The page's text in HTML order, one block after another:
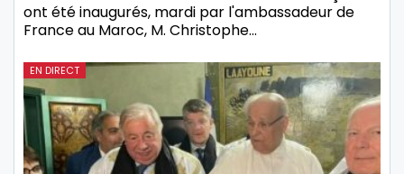
ont été inaugurés, mardi par l'ambassadeur de
France au Maroc, M. Christophe…
EN DIRECT